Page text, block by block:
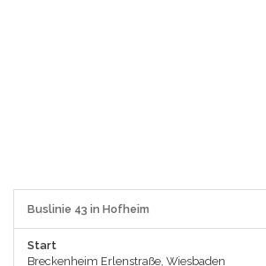
Buslinie 43 in Hofheim
Start
Breckenheim Erlenstraße, Wiesbaden